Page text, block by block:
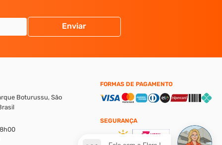
Enviar
Boturussu, São
FORMAS DE PAGAMENTO
SEGURANÇA